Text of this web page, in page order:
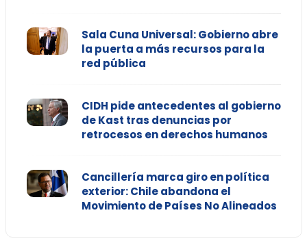
Sala Cuna Universal: Gobierno abre
la puerta a más recursos para la
red pública
CIDH pide antecedentes al gobierno
de Kast tras denuncias por
retrocesos en derechos humanos
Cancillería marca giro en política
exterior: Chile abandona el
Movimiento de Países No Alineados